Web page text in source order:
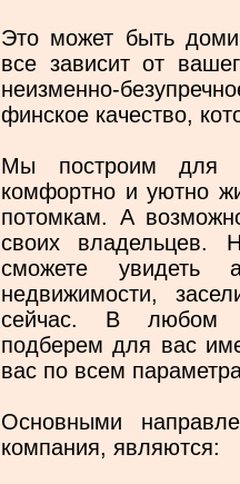
Это может быть
все зависит от
неизменно-
финское качество,
Мы построим для
комфортно и уютно
потомкам. А
своих владельцев.
сможете увидеть
недвижимости,
сейчас. В любом
подберем для вас
вас по всем
Основными
компания, являются: